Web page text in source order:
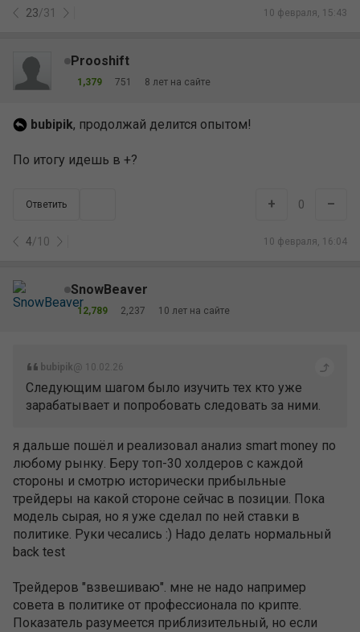
23/31 10 февраля, 15:43
Prooshift
1,379 751 8 лет на сайте
bubipik, продолжай делится опытом!
По итогу идешь в +?
Ответить
4/10 10 февраля, 16:04
+ 0 –
SnowBeaver
12,789 2,237 10 лет на сайте
bubipik@ 10.02.26
Следующим шагом было изучить тех кто уже
зарабатывает и попробовать следовать за ними.
я дальше пошёл и реализовал анализ smart money по
любому рынку. Беру топ-30 холдеров с каждой
стороны и смотрю исторически прибыльные
трейдеры на какой стороне сейчас в позиции. Пока
модель сырая, но я уже сделал по ней ставки в
политике. Руки чесались :) Надо делать нормальный
back test
Трейдеров "взвешиваю". мне не надо например
совета в политике от профессионала по крипте.
Показатель разумеется приблизительный, но если